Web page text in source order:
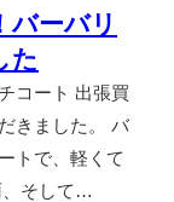
バーバリ
た
コート 出張買
きました。 バ
トで、軽くて
、そして…